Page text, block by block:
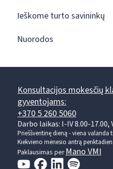
Ieškome turto savininkų
Nuorodos
Konsultacijos mokesčių
gyventojams:
+370 5 260 5060
Darbo laikas: I-IV 8.00-17.00,
Prieššventinę dieną - viena valanda
Kiekvieno mėnesio antrą
Paklausimas perMano VMI